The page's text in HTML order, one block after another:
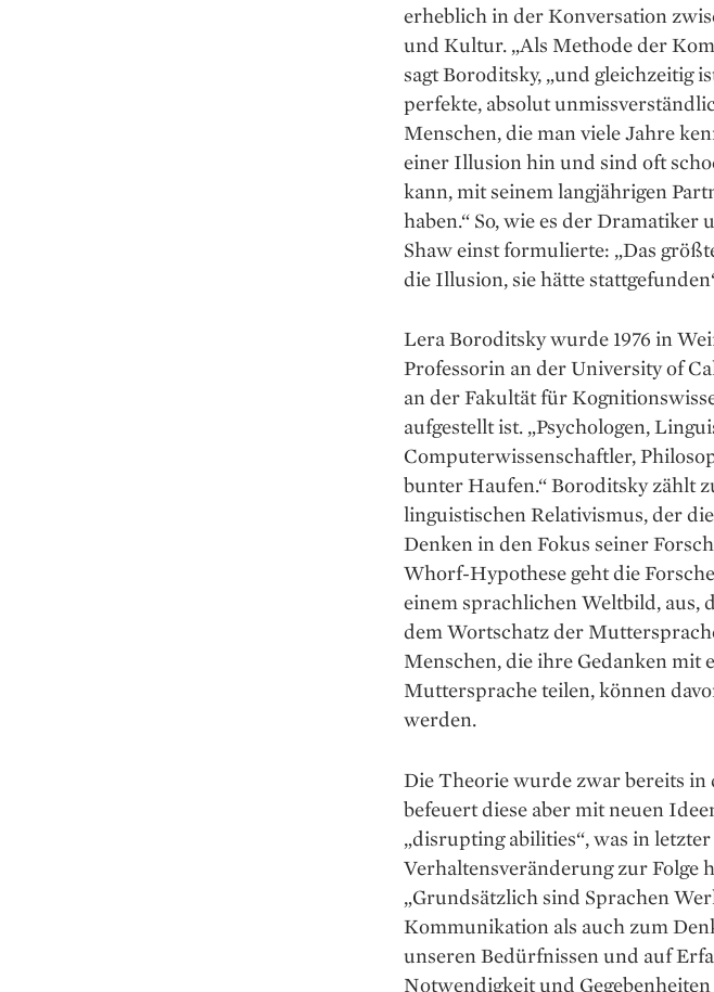
erheblich in der Konversation
und Kultur. „Als Methode der
sagt Boroditsky, „und gleichzeitig
perfekte, absolut
Menschen, die man viele Jahre
einer Illusion hin und sind oft
kann, mit seinem langjährigen
haben.“ So, wie es der
Shaw einst formulierte: „Das
die Illusion, sie hätte
Lera Boroditsky wurde 1976 in
Professorin an der University of
an der Fakultät für
aufgestellt ist. „Psychologen,
Computerwissenschaftler,
bunter Haufen.“ Boroditsky zählt
linguistischen Relativismus, der
Denken in den Fokus seiner
Whorf-Hypothese geht die
einem sprachlichen Weltbild, aus,
dem Wortschatz der
Menschen, die ihre Gedanken mit
Muttersprache teilen, können
werden.
Die Theorie wurde zwar bereits in
befeuert diese aber mit neuen
„disrupting abilities“, was in
Verhaltensveränderung zur Folge
„Grundsätzlich sind Sprachen
Kommunikation als auch zum
unseren Bedürfnissen und auf
Notwendigkeit und